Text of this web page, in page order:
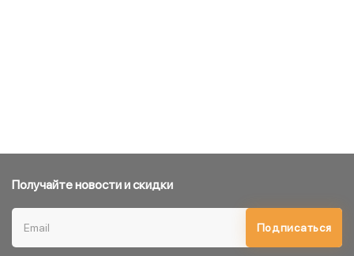
Получайте новости и скидки
Подписаться